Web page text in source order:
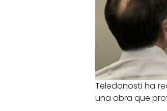
Teledonosti ha
una obra que